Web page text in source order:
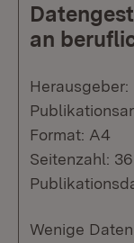
an
Format: A4
Seitenzahl: 36
Wenige